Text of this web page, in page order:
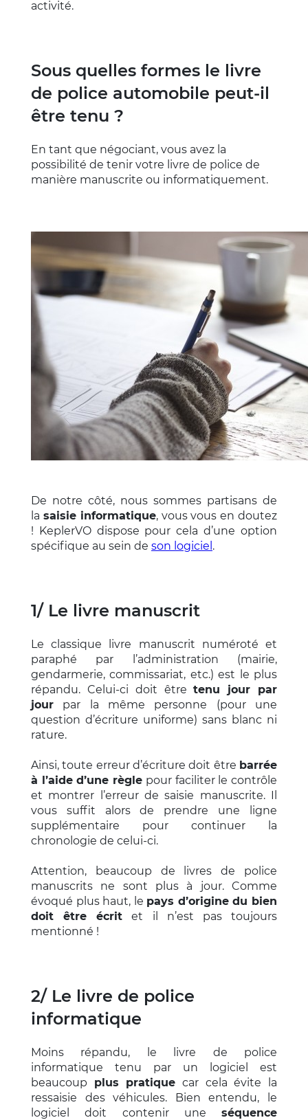
activité.
Sous quelles formes le livre
de police automobile peut-il
être tenu ?
En tant que négociant, vous avez la
possibilité de tenir votre livre de police de
manière manuscrite ou informatiquement.
De notre côté, nous sommes partisans de
la saisie informatique, vous vous en doutez
! KeplerVO dispose pour cela d’une option
spécifique au sein de son logiciel .
1/ Le livre manuscrit
Le classique livre manuscrit numéroté et
paraphé par l’administration (mairie,
gendarmerie, commissariat, etc.) est le plus
répandu. Celui-ci doit êtretenu jour par
jour par la même personne (pour une
question d’écriture uniforme) sans blanc ni
rature.
Ainsi, toute erreur d’écriture doit être barrée
à l’aide d’une règle pour faciliter le contrôle
et montrer l’erreur de saisie manuscrite. Il
vous suffit alors de prendre une ligne
supplémentaire pour continuer la
chronologie de celui-ci.
Attention, beaucoup de livres de police
manuscrits ne sont plus à jour. Comme
évoqué plus haut, le pays d’origine du bien
doit être écrit et il n’est pas toujours
mentionné !
2/ Le livre de police
informatique
Moins répandu, le livre de police
informatique tenu par un logiciel est
beaucoup plus pratique car cela évite la
ressaisie des véhicules. Bien entendu, le
logiciel doit contenir une séquence